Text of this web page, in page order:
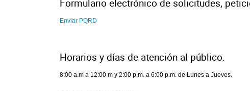
Formulario electrónico de solicitudes,
Enviar PQRD
Horarios y días de atención al público.
8:00 a.m a 12:00 m y 2:00 p.m. a 6:00 p.m. de Lunes a Jueves.